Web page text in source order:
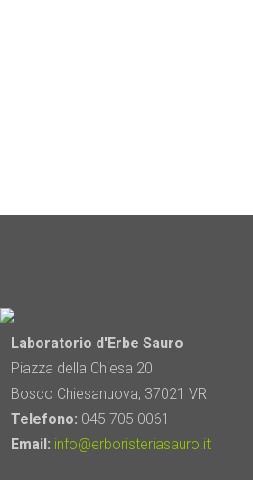
Laboratorio d'Erbe Sauro
Piazza della Chiesa 20
Bosco Chiesanuova, 37021 VR
Telefono: 045 705 0061
Email: info@erboristeriasauro.it